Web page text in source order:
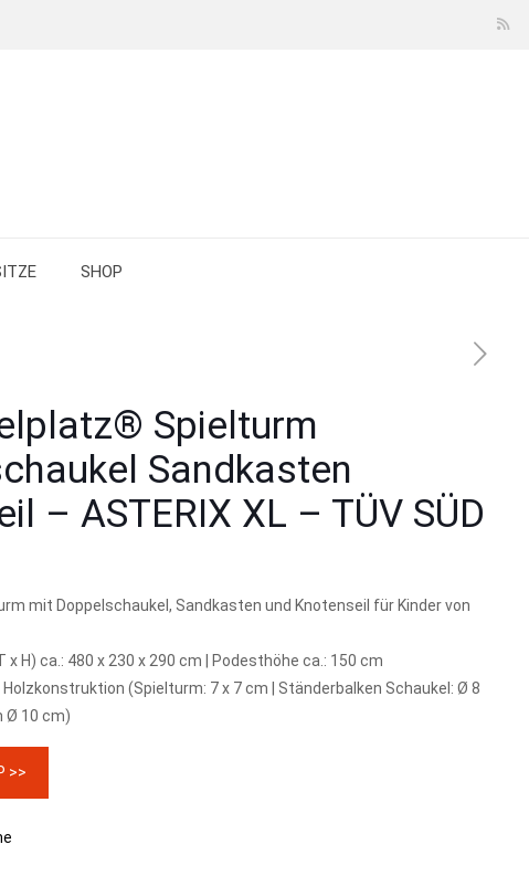
SHOP
Spielturm
Sandkasten
– ASTERIX XL – TÜV SÜD
mit Doppelschaukel, Sandkasten und Knotenseil für Kinder von
x H) ca.: 480 x 230 x 290 cm | Podesthöhe ca.: 150 cm
(Spielturm: 7 x 7 cm | Ständerbalken Schaukel: Ø 8
Ø 10 cm)
>>